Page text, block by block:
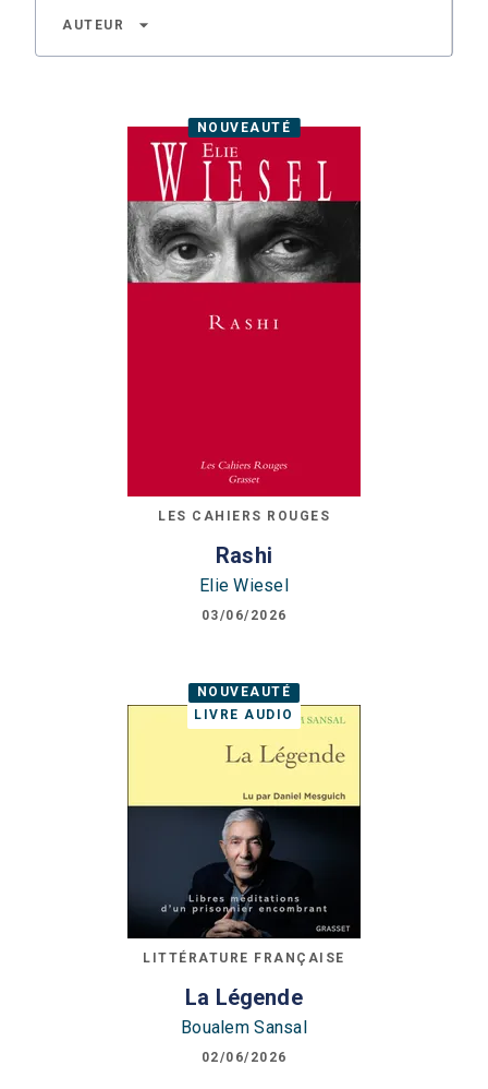
AUTEUR arrow_drop_down
NOUVEAUTÉ
LES CAHIERS ROUGES
Rashi
Elie Wiesel
03/06/2026
NOUVEAUTÉ
LIVRE AUDIO
LITTÉRATURE FRANÇAISE
La Légende
Boualem Sansal
02/06/2026